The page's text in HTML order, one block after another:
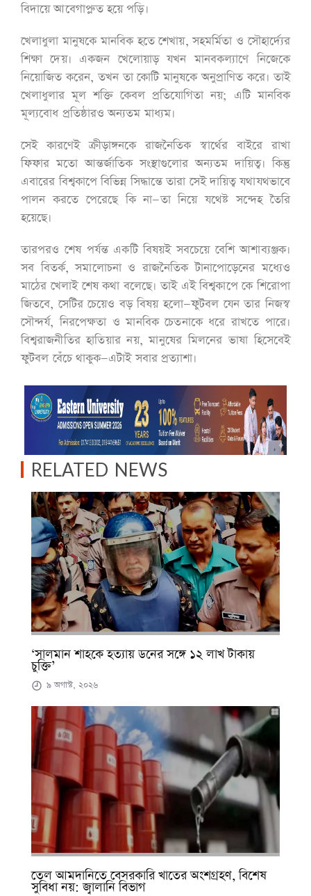
বিদায়ে আবেগাপ্লুত হয়ে পড়ি।
খেলাধুলা মানুষকে মানবিক হতে শেখায়, সহমর্মিতা ও সৌহার্দ্যের
শিক্ষা দেয়। একজন খেলোয়াড় যখন মানবকল্যাণে নিজেকে
নিয়োজিত করেন, তখন তা কোটি মানুষকে অনুপ্রাণিত করে। তাই
খেলাধুলার মূল শক্তি কেবল প্রতিযোগিতা নয়; এটি মানবিক
মূল্যবোধ প্রতিষ্ঠারও অন্যতম মাধ্যম।
সেই কারণেই ক্রীড়াঙ্গনকে রাজনৈতিক স্বার্থের বাইরে রাখা
ফিফার মতো আন্তর্জাতিক সংস্থাগুলোর অন্যতম দায়িত্ব। কিন্তু
এবারের বিশ্বকাপে বিভিন্ন সিদ্ধান্তে তারা সেই দায়িত্ব যথাযথভাবে
পালন করতে পেরেছে কি না—তা নিয়ে যথেষ্ট সন্দেহ তৈরি
হয়েছে।
তারপরও শেষ পর্যন্ত একটি বিষয়ই সবচেয়ে বেশি আশাব্যঞ্জক।
সব বিতর্ক, সমালোচনা ও রাজনৈতিক টানাপোড়েনের মধ্যেও
মাঠের খেলাই শেষ কথা বলেছে। তাই এই বিশ্বকাপে কে শিরোপা
জিতবে, সেটির চেয়েও বড় বিষয় হলো—ফুটবল যেন তার নিজস্ব
সৌন্দর্য, নিরপেক্ষতা ও মানবিক চেতনাকে ধরে রাখতে পারে।
বিশ্বরাজনীতির হাতিয়ার নয়, মানুষের মিলনের ভাষা হিসেবেই
ফুটবল বেঁচে থাকুক—এটাই সবার প্রত্যাশা।
RELATED NEWS
‘সালমান শাহকে হত্যায় ডনের সঙ্গে ১২ লাখ টাকায়
চুক্তি’
৯ অগাস্ট, ২০২৬
তেল আমদানিতে বেসরকারি খাতের অংশগ্রহণ, বিশেষ
সুবিধা নয়: জ্বালানি বিভাগ